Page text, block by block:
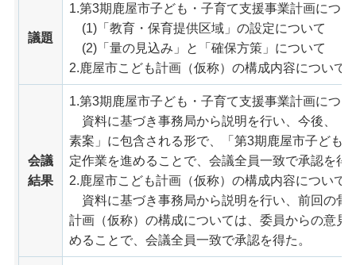
議題
1.第3期鹿屋市子ども・子育て支援事業計画につい
(1)「教育・保育提供区域」の設定について
(2)「量の見込み」と「確保方策」について
2.鹿屋市こども計画（仮称）の構成内容について
会議
結果
1.第3期鹿屋市子ども・子育て支援事業計画につい
資料に基づき事務局から説明を行い、今後、「
素案」に包含される形で、「第3期鹿屋市子ども
定作業を進めることで、会議全員一致で承認を得
2.鹿屋市こども計画（仮称）の構成内容について
資料に基づき事務局から説明を行い、前回の骨
計画（仮称）の構成については、委員からの意見
めることで、会議全員一致で承認を得た。